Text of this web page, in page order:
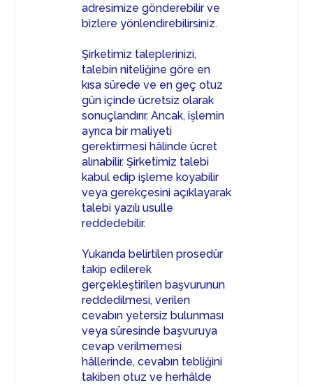
adresimize gönderebilir ve
bizlere yönlendirebilirsiniz.
Şirketimiz taleplerinizi,
talebin niteliğine göre en
kısa sürede ve en geç otuz
gün içinde ücretsiz olarak
sonuçlandırır. Ancak, işlemin
ayrıca bir maliyeti
gerektirmesi hâlinde ücret
alınabilir. Şirketimiz talebi
kabul edip işleme koyabilir
veya gerekçesini açıklayarak
talebi yazılı usulle
reddedebilir.
Yukarıda belirtilen prosedür
takip edilerek
gerçekleştirilen başvurunun
reddedilmesi, verilen
cevabın yetersiz bulunması
veya süresinde başvuruya
cevap verilmemesi
hâllerinde, cevabın tebliğini
takiben otuz ve herhâlde